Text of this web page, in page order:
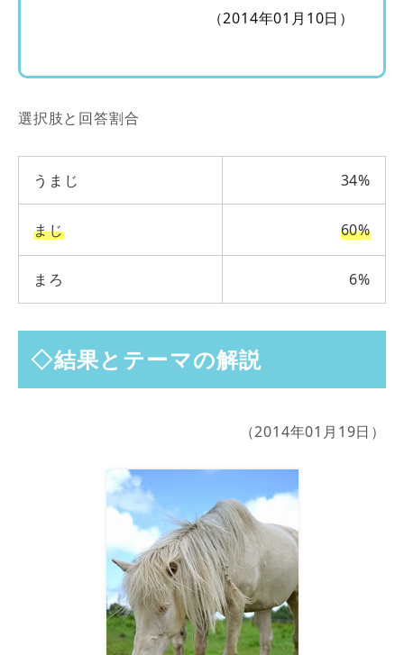
（2014年01月10日）
選択肢と回答割合
うまじ 34%
まじ 60%
まろ 6%
◇結果とテーマの解説
（2014年01月19日）